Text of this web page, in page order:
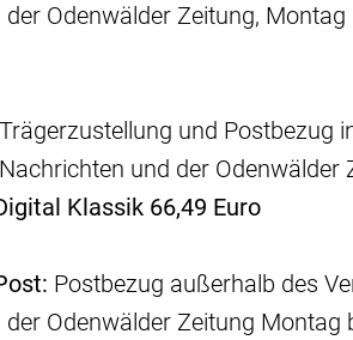
Odenwälder Zeitung,
Trägerzustellung und Postbezug
und der
Klassik 66,49 Euro
Postbezug außerhalb des
Odenwälder Zeitung Montag